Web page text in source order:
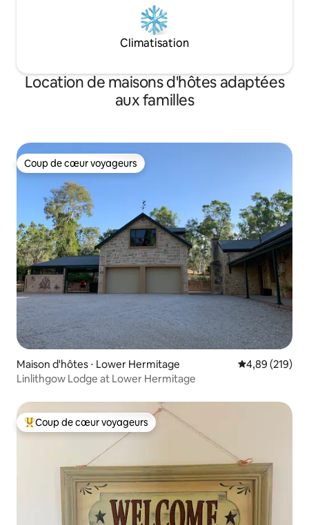
Climatisation
Location de maisons d'hôtes adaptées
aux familles
Coup de cœur voyageurs
Coup de cœur voyageurs
Maison d'hôtes ⋅ Lower Hermitage Évaluation
4,89 (219)
Linlithgow Lodge at Lower Hermitage
Coups de cœur voyageurs les plus appréciés
Coup de cœur voyageurs